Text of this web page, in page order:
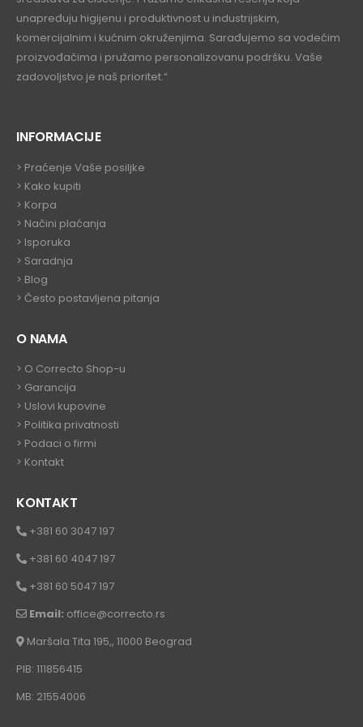
unapređuju higijenu i produktivnost u industrijskim,
komercijalnim i kućnim okruženjima. Sarađujemo sa vodećim
proizvođačima i pružamo personalizovanu podršku. Vaše
zadovoljstvo je naš prioritet.“
INFORMACIJE
> Praćenje Vaše posiljke
> Kako kupiti
> Korpa
> Načini plaćanja
> Isporuka
> Saradnja
> Blog
> Često postavljena pitanja
O NAMA
> O Correcto Shop-u
> Garancija
> Uslovi kupovine
> Politika privatnosti
> Podaci o firmi
> Kontakt
KONTAKT
+381 60 3047 197
+381 60 4047 197
+381 60 5047 197
Email: office@correcto.rs
Maršala Tita 195,, 11000 Beograd
PIB: 111856415
MB: 21554006